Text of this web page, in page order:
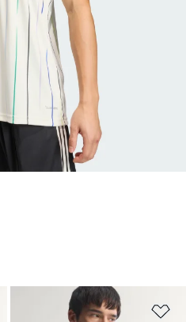
Přidat do seznamu přání